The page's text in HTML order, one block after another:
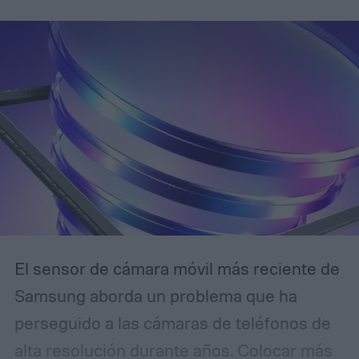
El sensor de cámara móvil más reciente de
Samsung aborda un problema que ha
perseguido a las cámaras de teléfonos de
alta resolución durante años. Colocar más